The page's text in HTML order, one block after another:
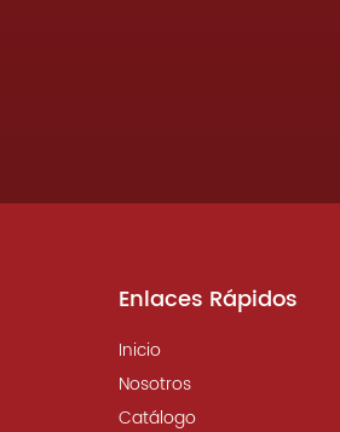
Enlaces Rápidos
Inicio
Nosotros
Catálogo